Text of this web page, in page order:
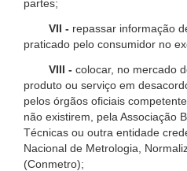
partes;
VII - repassar informação
praticado pelo consumidor no
VIII - colocar, no mercado
produto ou serviço em
pelos órgãos oficiais
não existirem, pela Associação
Técnicas ou outra entidade
Nacional de Metrologia,
(Conmetro);